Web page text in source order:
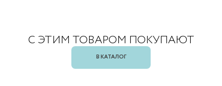
С ЭТИМ ТОВАРОМ ПОКУПАЮТ
В КАТАЛОГ